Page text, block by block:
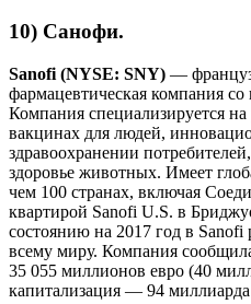
10) Санофи.
Sanofi (NYSE: SNY) —
фармацевтическая компания
Компания специализируется
вакцинах для людей,
здравоохранении
здоровье животных. Имеет
чем 100 странах, включая
квартирой Sanofi U.S. в
состоянию на 2017 год в Sanofi
всему миру. Компания
35 055 миллионов евро (40
капитализация — 94 миллиарда